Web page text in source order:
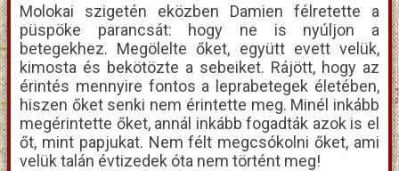
Molokai szigetén eközben Damien félretette a
püspöke parancsát: hogy ne is nyúljon a
betegekhez. Megölelte őket, együtt evett velük,
kimosta és bekötözte a sebeiket. Rájött, hogy az
érintés mennyire fontos a leprabetegek életében,
hiszen őket senki nem érintette meg. Minél inkább
megérintette őket, annál inkább fogadták azok is el
őt, mint papjukat. Nem félt megcsókolni őket, ami
velük talán évtizedek óta nem történt meg!